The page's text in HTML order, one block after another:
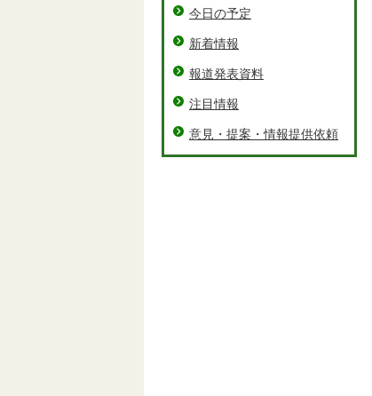
今日の予定
新着情報
報道発表資料
注目情報
意見・提案・情報提供依頼